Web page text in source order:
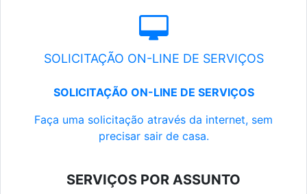
SOLICITAÇÃO ON-LINE DE SERVIÇOS
SOLICITAÇÃO ON-LINE DE SERVIÇOS
Faça uma solicitação através da internet, sem
precisar sair de casa.
SERVIÇOS POR ASSUNTO